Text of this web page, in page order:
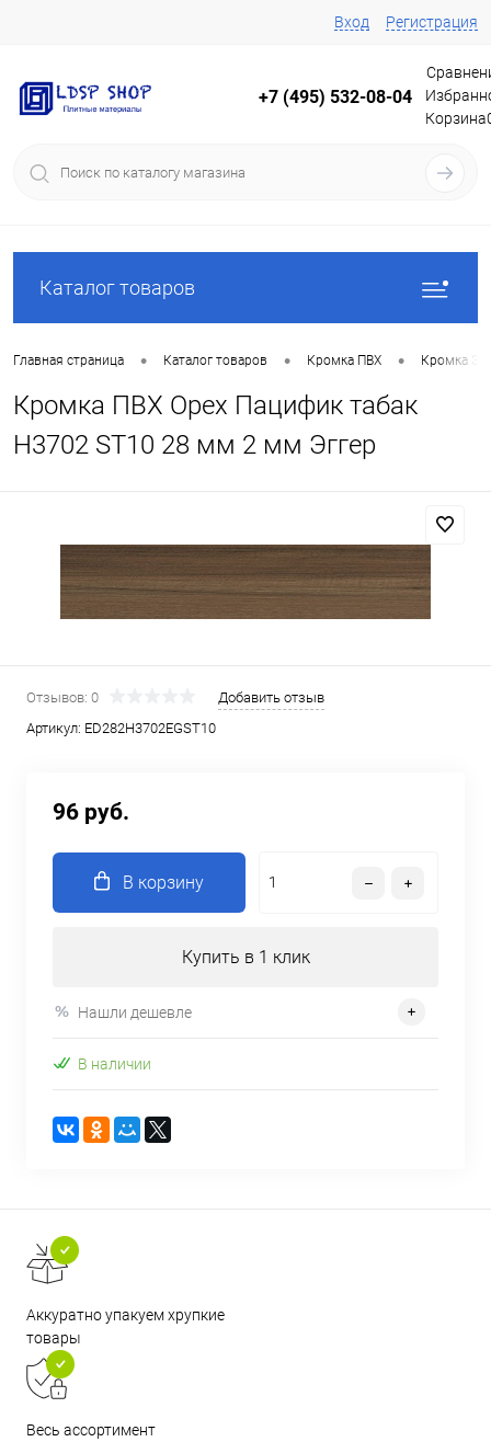
Вход Регистрация
+7 (495) 532-08-04
Корзина
Каталог товаров
Главная страница • Каталог товаров • Кромка ПВХ • Кромка
Кромка ПВХ Орех Пацифик табак
H3702 ST10 28 мм 2 мм Эггер
Отзывов: 0
Добавить отзыв
Артикул: ED282H3702EGST10
96 руб.
В корзину
Купить в 1 клик
Нашли дешевле
В наличии
Аккуратно упакуем хрупкие
товары
Весь ассортимент